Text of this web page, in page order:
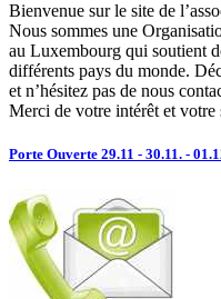
Bienvenue sur le site de
Nous sommes une
au Luxembourg qui soutient
différents pays du monde.
et n’hésitez pas de nous
Merci de votre intérêt et votre
Porte Ouverte 29.11 - 30.11. -